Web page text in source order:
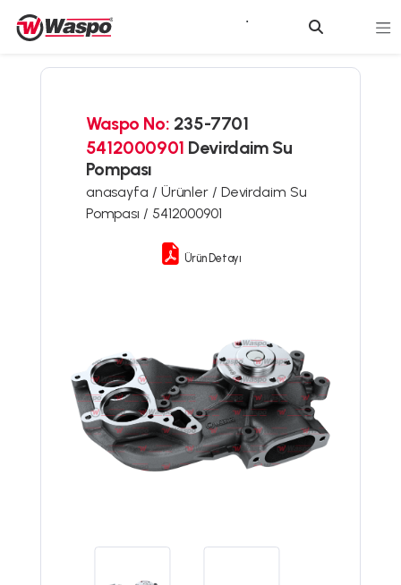
Waspo No: 235-7701
5412000901 Devirdaim Su
Pompası
anasayfa / Ürünler / Devirdaim Su
Pompası / 5412000901
Ürün Detayı